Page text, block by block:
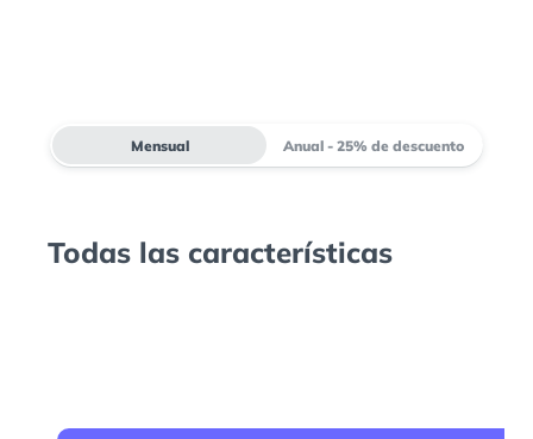
Mensual Anual - 25% de descuento
Todas las características